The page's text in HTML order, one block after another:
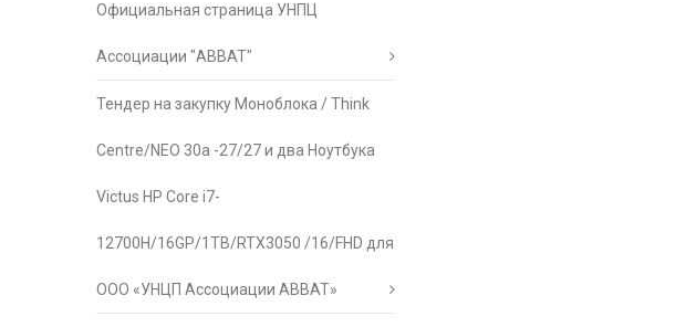
Официальная страница УНПЦ
Ассоциации "АВВАТ"
Тендер на закупку Моноблока / Think
Centre/NEO 30a -27/27 и два Ноутбука
Victus HP Core i7-
12700H/16GP/1TB/RTX3050 /16/FHD для
ООО «УНЦП Ассоциации АВВАТ»